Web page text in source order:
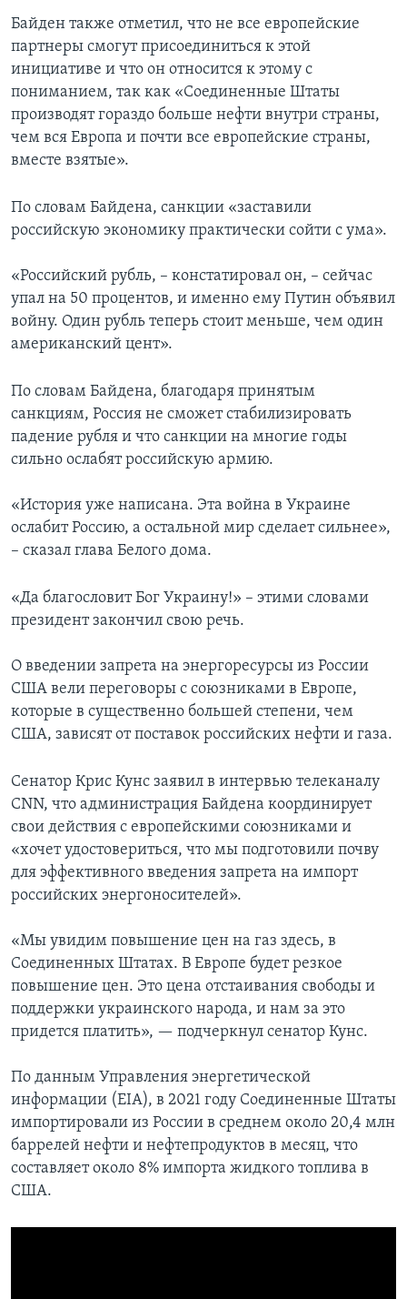
Байден также отметил, что не все европейские
партнеры смогут присоединиться к этой
инициативе и что он относится к этому с
пониманием, так как «Соединенные Штаты
производят гораздо больше нефти внутри страны,
чем вся Европа и почти все европейские страны,
вместе взятые».
По словам Байдена, санкции «заставили
российскую экономику практически сойти с ума».
«Российский рубль, – констатировал он, – сейчас
упал на 50 процентов, и именно ему Путин объявил
войну. Один рубль теперь стоит меньше, чем один
американский цент».
По словам Байдена, благодаря принятым
санкциям, Россия не сможет стабилизировать
падение рубля и что санкции на многие годы
сильно ослабят российскую армию.
«История уже написана. Эта война в Украине
ослабит Россию, а остальной мир сделает сильнее»,
– сказал глава Белого дома.
«Да благословит Бог Украину!» – этими словами
президент закончил свою речь.
О введении запрета на энергоресурсы из России
США вели переговоры с союзниками в Европе,
которые в существенно большей степени, чем
США, зависят от поставок российских нефти и газа.
Сенатор Крис Кунс заявил в интервью телеканалу
CNN, что администрация Байдена координирует
свои действия с европейскими союзниками и
«хочет удостовериться, что мы подготовили почву
для эффективного введения запрета на импорт
российских энергоносителей».
«Мы увидим повышение цен на газ здесь, в
Соединенных Штатах. В Европе будет резкое
повышение цен. Это цена отстаивания свободы и
поддержки украинского народа, и нам за это
придется платить», — подчеркнул сенатор Кунс.
По данным Управления энергетической
информации (EIA), в 2021 году Соединенные Штаты
импортировали из России в среднем около 20,4 млн
баррелей нефти и нефтепродуктов в месяц, что
составляет около 8% импорта жидкого топлива в
США.